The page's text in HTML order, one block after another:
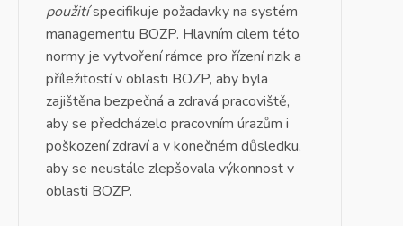
použitíspecifikuje požadavky na systém
managementu BOZP. Hlavním cílem této
normy je vytvoření rámce pro řízení rizik a
příležitostí v oblasti BOZP, aby byla
zajištěna bezpečná a zdravá pracoviště,
aby se předcházelo pracovním úrazům i
poškození zdraví a v konečném důsledku,
aby se neustále zlepšovala výkonnost v
oblasti BOZP.